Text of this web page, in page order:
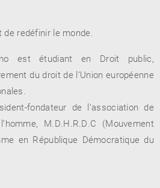
est étudiant en Droit public,
du droit de l’Union européenne
fondateur de l’association de
M.D.H.R.D.C (Mouvement
en République Démocratique du
de redéfinir le monde.